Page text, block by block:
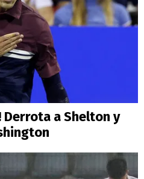
Derrota a Shelton y